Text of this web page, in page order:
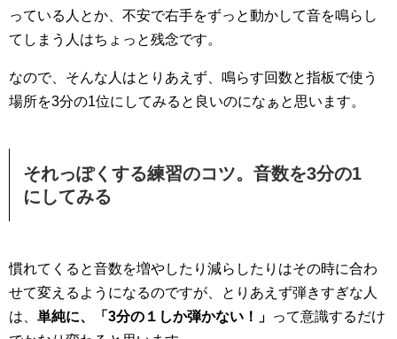
っている人とか、不安で右手をずっと動かして音を鳴らし
てしまう人はちょっと残念です。
なので、そんな人はとりあえず、鳴らす回数と指板で使う
場所を3分の1位にしてみると良いのになぁと思います。
それっぽくする練習のコツ。音数を3分の1
にしてみる
慣れてくると音数を増やしたり減らしたりはその時に合わ
せて変えるようになるのですが、とりあえず弾きすぎな人
は、 単純に、「3分の１しか弾かない！」 って意識するだけ